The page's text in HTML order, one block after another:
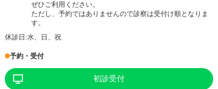
ぜひご利用ください。
ただし、予約ではありませんので診察は受付け順となりま
す。
休診日:水、日、祝
予約・受付
初診受付